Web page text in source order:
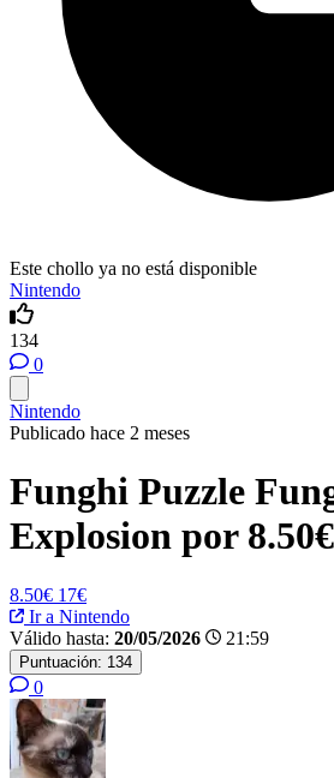
Este chollo ya no está disponible
Nintendo
134
0
Nintendo
Publicado hace 2 meses
Funghi Puzzle
Explosion por 8.50€
8.50€ 17€
Ir a Nintendo
Válido hasta: 20/05/2026 21:59
Puntuación: 134
0